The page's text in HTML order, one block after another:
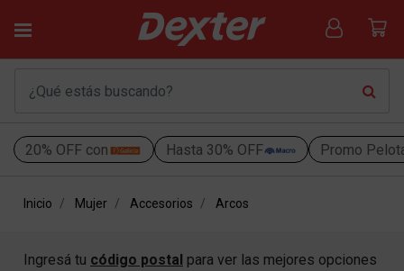
20% OFF con Hasta 30% OFF Promo
Inicio Mujer Accesorios Arcos
Ingresá tu código postal para ver las mejores opciones